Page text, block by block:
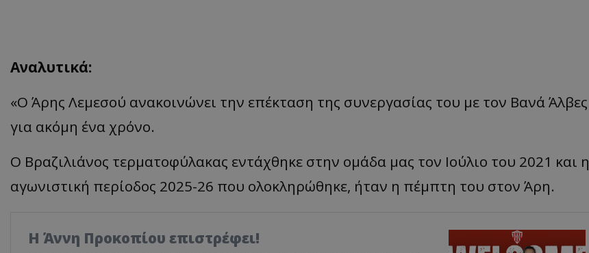
Αναλυτικά:
«Ο Άρης Λεμεσού ανακοινώνει την επέκταση της συνεργασίας του με τον Βανά Άλβες
για ακόμη ένα χρόνο.
Ο Βραζιλιάνος τερματοφύλακας εντάχθηκε στην ομάδα μας τον Ιούλιο του 2021 και η
αγωνιστική περίοδος 2025-26 που ολοκληρώθηκε, ήταν η πέμπτη του στον Άρη.
Η Άννη Προκοπίου επιστρέφει!